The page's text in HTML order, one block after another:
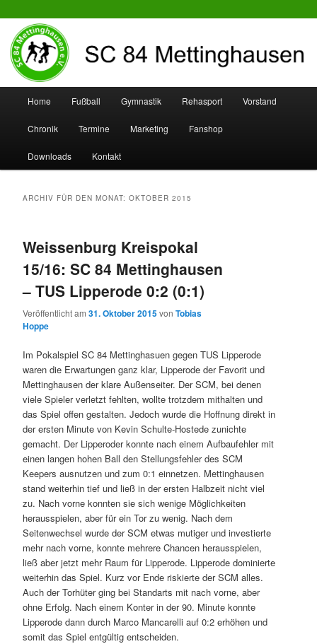
SC 84 Mettinghausen
Zum
Inhalt
wechseln
Zum
sekundären
Inhalt
wechseln
Home Fußball Gymnastik Rehasport Vorstand
Chronik Termine Marketing Fanshop
Downloads Kontakt
ARCHIV FÜR DEN MONAT:OKTOBER 2015
Weissenburg Kreispokal
15/16: SC 84 Mettinghausen
– TUS Lipperode 0:2 (0:1)
Veröffentlicht am31. Oktober 2015vonTobias
Hoppe
Im Pokalspiel SC 84 Mettinghasuen gegen TUS Lipperode
waren die Erwartungen ganz klar, Lipperode der Favorit und
Mettinghausen der klare Außenseiter. Der SCM, bei denen
viele Spieler verletzt fehlten, wollte trotzdem mithalten und
das Spiel offen gestalten. Jedoch wurde die Hoffnung direkt in
der ersten Minute von Kevin Schulte-Hostede zunichte
gemacht. Der Lipperoder konnte nach einem Aufbaufehler mit
einen langen hohen Ball den Stellungsfehler des SCM
Keepers ausnutzen und zum 0:1 einnetzen. Mettinghausen
stand weiterhin tief und ließ in der ersten Halbzeit nicht viel
zu. Nach vorne konnten sie sich wenige Möglichkeiten
herausspielen, aber für ein Tor zu wenig. Nach dem
Seitenwechsel wurde der SCM etwas mutiger und investierte
mehr nach vorne, konnte mehrere Chancen herausspielen,
ließ aber jetzt mehr Raum für Lipperode. Lipperode dominierte
weiterhin das Spiel. Kurz vor Ende riskierte der SCM alles.
Auch der Torhüter ging bei Standarts mit nach vorne, aber
ohne Erfolg. Nach einem Konter in der 90. Minute konnte
Lipperode dann durch Marco Mancarelli auf 0:2 erhöhen und
somit das Spiel entgültig entscheiden.